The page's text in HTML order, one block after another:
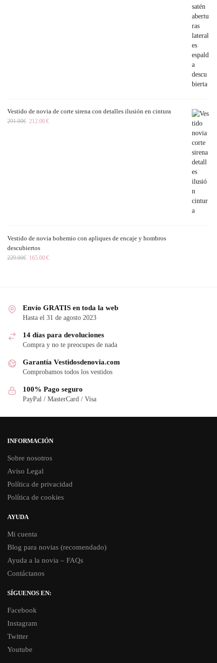
Vestido de novia de corte sirena con detalles ilusión en cintura
291.00€ 212.00€
Vestido de novia bohemio con apliques de encaje y hombros
descubiertos
229.00€ 165.00€
Envío GRATIS en toda la web
Hasta el 31 de agosto 2023
14 días para devoluciones
Compra y no te preocupes de nada
Garantía Vestidosdenovia.com
Comprobamos todos los vestidos
100% Pago seguro
PayPal / MasterCard / Visa
INFORMACIÓN
Sobre nosotros
Aviso Legal
Política de privacidad
Política de cookies
AYUDA
Mi cuenta
Blog para novias (recomendado)
Ayuda a la novia – FAQs
Contáctanos
SÍGUENOS EN:
Facebook
Instagram
Twitter
Youtube